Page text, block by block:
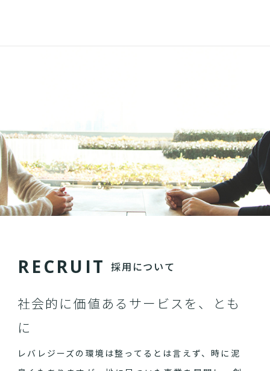
RECRU IT 採用について
社会的に価値あるサービスを、とも
に
レバレジーズの環境は整ってるとは言えず、時に泥